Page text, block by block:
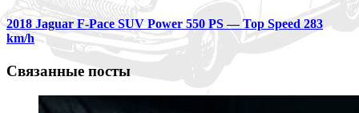
2018 Jaguar F-Pace SUV Power 550 PS — Top Speed 283
km/h
Связанные посты